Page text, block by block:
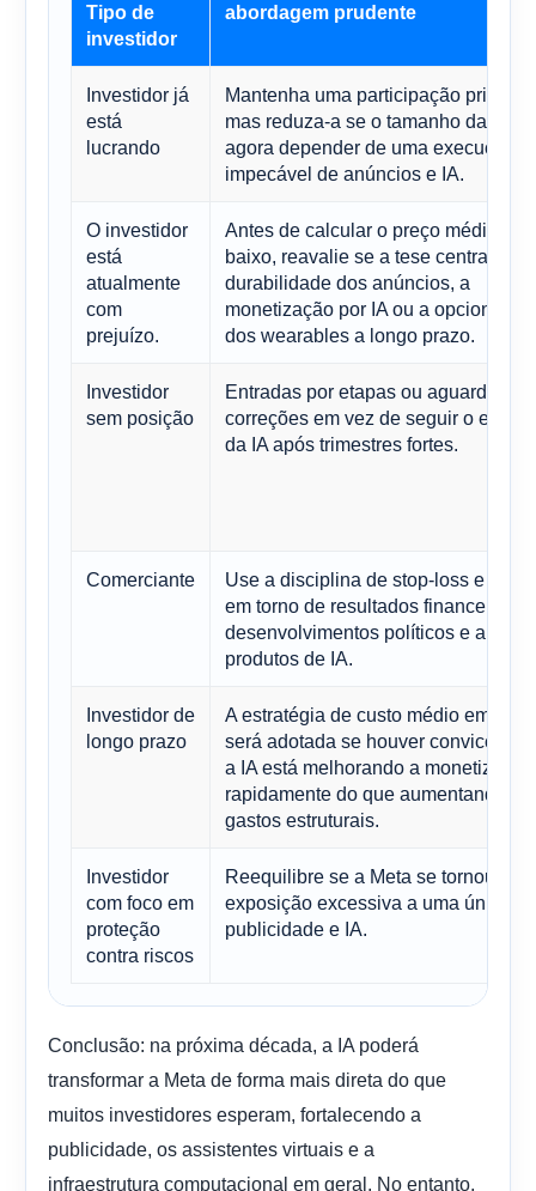
Tipo de
investidor
abordagem prudente
Investidor já
está
lucrando
Mantenha uma participação
mas reduza-a se o tamanho da
agora depender de uma execução
impecável de anúncios e IA.
O investidor
está
atualmente
com
prejuízo.
Antes de calcular o preço médio
baixo, reavalie se a tese central é a
durabilidade dos anúncios, a
monetização por IA ou a
dos wearables a longo prazo.
Investidor
sem posição
Entradas por etapas ou aguardar
correções em vez de seguir o
da IA ​​após trimestres fortes.
Comerciante
Use a disciplina de stop-loss e
em torno de resultados financeiros,
desenvolvimentos políticos e
produtos de IA.
Investidor de
longo prazo
A estratégia de custo médio em
será adotada se houver convicção
a IA está melhorando a
rapidamente do que aumentando os
gastos estruturais.
Investidor
com foco em
proteção
contra riscos
Reequilibre se a Meta se tornou uma
exposição excessiva a uma única
publicidade e IA.
Conclusão: na próxima década, a IA poderá
transformar a Meta de forma mais direta do que
muitos investidores esperam, fortalecendo a
publicidade, os assistentes virtuais e a
infraestrutura computacional em geral. No entanto,